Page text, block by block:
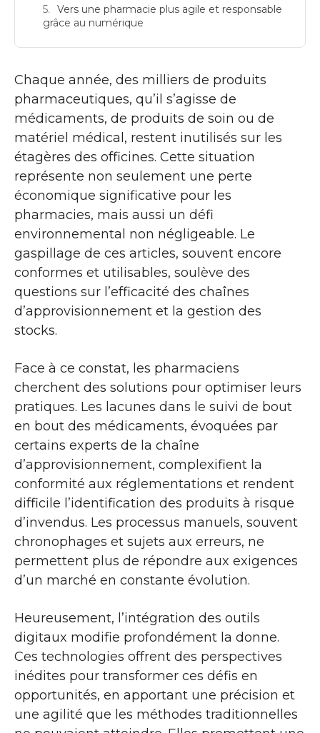
Vers une pharmacie plus agile et responsable
grâce au numérique
Chaque année, des milliers de produits
pharmaceutiques, qu’il s’agisse de
médicaments, de produits de soin ou de
matériel médical, restent inutilisés sur les
étagères des officines. Cette situation
représente non seulement une perte
économique significative pour les
pharmacies, mais aussi un défi
environnemental non négligeable. Le
gaspillage de ces articles, souvent encore
conformes et utilisables, soulève des
questions sur l’efficacité des chaînes
d’approvisionnement et la gestion des
stocks.
Face à ce constat, les pharmaciens
cherchent des solutions pour optimiser leurs
pratiques. Les lacunes dans le suivi de bout
en bout des médicaments, évoquées par
certains experts de la chaîne
d’approvisionnement, complexifient la
conformité aux réglementations et rendent
difficile l’identification des produits à risque
d’invendus. Les processus manuels, souvent
chronophages et sujets aux erreurs, ne
permettent plus de répondre aux exigences
d’un marché en constante évolution.
Heureusement, l’intégration des outils
digitaux modifie profondément la donne.
Ces technologies offrent des perspectives
inédites pour transformer ces défis en
opportunités, en apportant une précision et
une agilité que les méthodes traditionnelles